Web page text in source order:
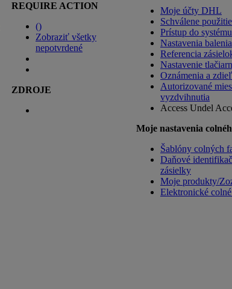
REQUIRE ACTION
()
Zobraziť všetky
nepotvrdené
ZDROJE
Moje účty DHL
Schválene
Prístup do
Nastavenia balenia
Referencia
Nastavenie
Oznámenia a
Autorizované
vyzdvihnutia
Access Undel
Moje nastavenia
Šablóny colných
Daňové
zásielky
Moje produkty/
Elektronické